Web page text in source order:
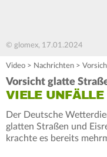
© glomex, 17.01.2024
Video > Nachrichten >
Vorsicht glatte
VIELE
Der Deutsche
glatten Straßen und
krachte es bereits